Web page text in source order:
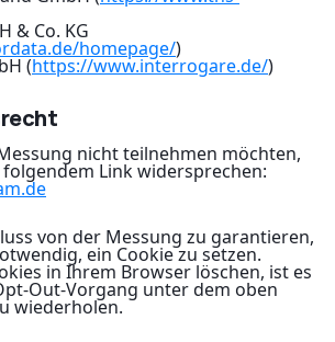
& Co. KG
homepage/)
(https://www.interrogare.de/)
nicht teilnehmen möchten,
Link widersprechen:
von der Messung zu garantieren,
ein Cookie zu setzen.
in Ihrem Browser löschen, ist es
Out-Vorgang unter dem oben
wiederholen.